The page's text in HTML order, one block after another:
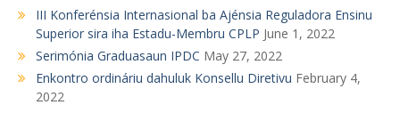
III Konferénsia Internasional ba Ajénsia Reguladora Ensinu
Superior sira iha Estadu-Membru CPLP June 1, 2022
Serimónia Graduasaun IPDC May 27, 2022
Enkontro ordináriu dahuluk Konsellu Diretivu February 4,
2022